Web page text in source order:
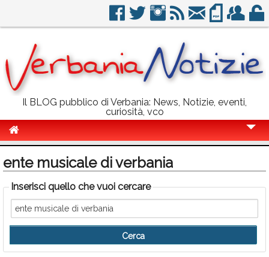
Il BLOG pubblico di Verbania: News, Notizie, eventi,
curiosità, vco
Politica
Sport
Eventi
Info Utili
ente musicale di verbania
Inserisci quello che vuoi cercare